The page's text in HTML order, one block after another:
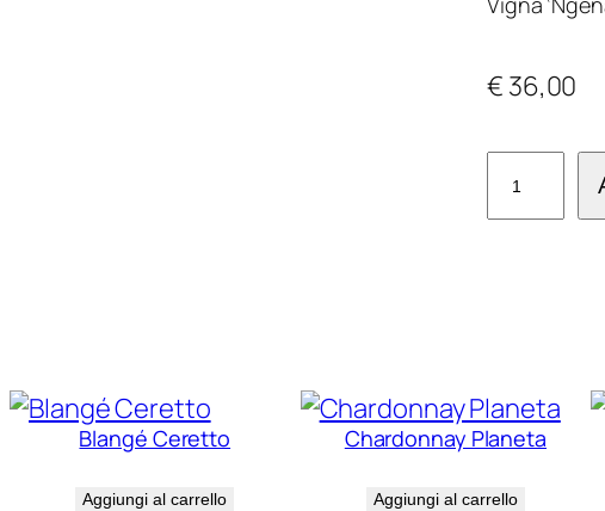
€ 36,00
‘Ngena
Blangé Ceretto
Aggiungi al carrello
Chardonnay Planeta
Aggiungi al carrello